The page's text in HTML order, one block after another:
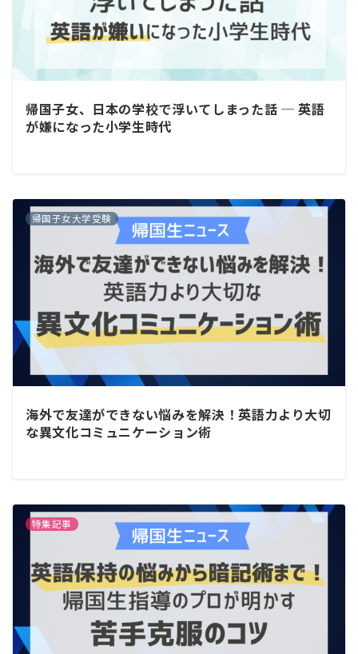
帰国子女、日本の学校で浮いてしまった話 ─ 英語
が嫌になった小学生時代
帰国子女大学受験
海外で友達ができない悩みを解決！英語力より大切
な異文化コミュニケーション術
特集記事